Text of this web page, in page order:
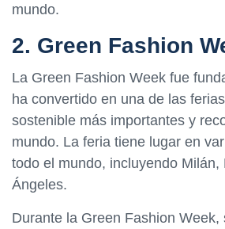
mundo.
2. Green Fashion
La Green Fashion Week fue
ha convertido en una de las
sostenible más importantes y
mundo. La feria tiene lugar en
todo el mundo, incluyendo Milán,
Ángeles.
Durante la Green Fashion Week,